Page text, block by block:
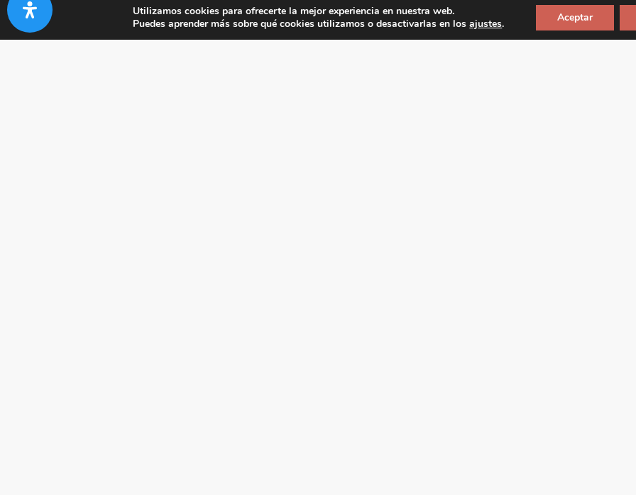
Utilizamos cookies para ofrecerte la mejor experiencia en nuestra web.
Puedes aprender más sobre qué cookies utilizamos o desactivarlas en losajustes. Aceptar